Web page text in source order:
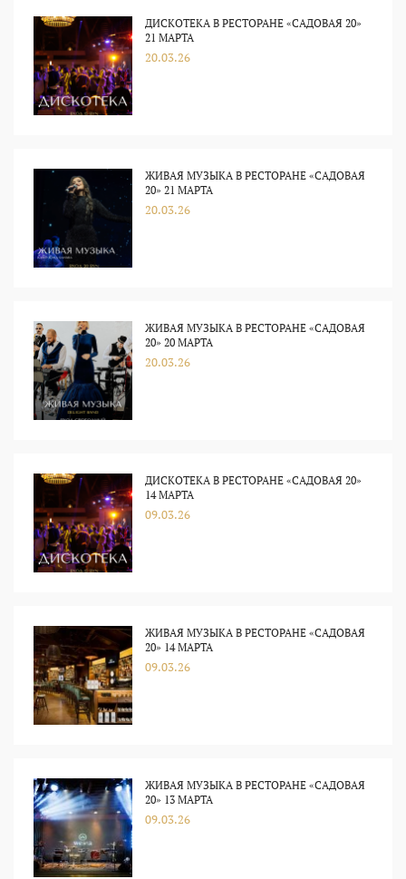
ДИСКОТЕКА В РЕСТОРАНЕ «САДОВАЯ 20»
21 МАРТА
20.03.26
ЖИВАЯ МУЗЫКА В РЕСТОРАНЕ «САДОВАЯ
20» 21 МАРТА
20.03.26
ЖИВАЯ МУЗЫКА В РЕСТОРАНЕ «САДОВАЯ
20» 20 МАРТА
20.03.26
ДИСКОТЕКА В РЕСТОРАНЕ «САДОВАЯ 20»
14 МАРТА
09.03.26
ЖИВАЯ МУЗЫКА В РЕСТОРАНЕ «САДОВАЯ
20» 14 МАРТА
09.03.26
ЖИВАЯ МУЗЫКА В РЕСТОРАНЕ «САДОВАЯ
20» 13 МАРТА
09.03.26